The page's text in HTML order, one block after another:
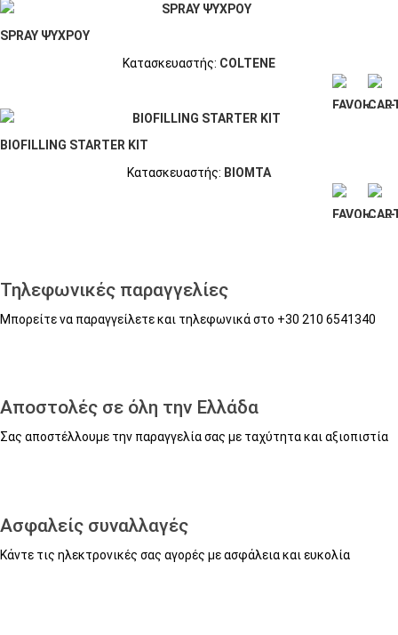
SPRAY ΨΥΧΡΟΥ
Κατασκευαστής: COLTENE
BIOFILLING STARTER KIT
Κατασκευαστής: BIOMTA
Τηλεφωνικές παραγγελίες
Μπορείτε να παραγγείλετε και τηλεφωνικά στο +30 210 6541340
Αποστολές σε όλη την Ελλάδα
Σας αποστέλλουμε την παραγγελία σας με ταχύτητα και αξιοπιστία
Ασφαλείς συναλλαγές
Κάντε τις ηλεκτρονικές σας αγορές με ασφάλεια και ευκολία